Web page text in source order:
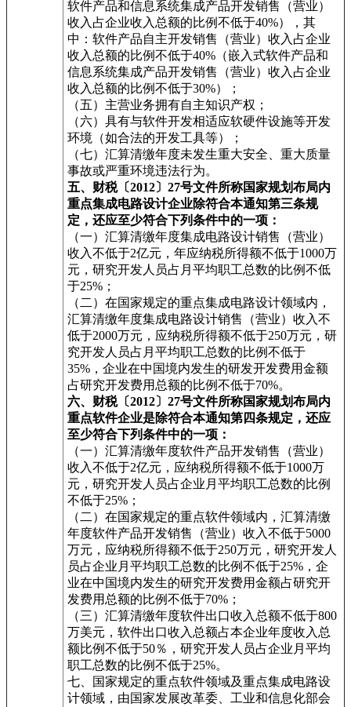
软件产品和信息系统集成产品开发销售（营业）
收入占企业收入总额的比例不低于40%），其
中：软件产品自主开发销售（营业）收入占企业
收入总额的比例不低于40%（嵌入式软件产品和
信息系统集成产品开发销售（营业）收入占企业
收入总额的比例不低于30%）；
（五）主营业务拥有自主知识产权；
（六）具有与软件开发相适应软硬件设施等开发
环境（如合法的开发工具等）；
（七）汇算清缴年度未发生重大安全、重大质量
事故或严重环境违法行为。
五、财税〔2012〕27号文件所称国家规划布局内
重点集成电路设计企业除符合本通知第三条规
定，还应至少符合下列条件中的一项：
（一）汇算清缴年度集成电路设计销售（营业）
收入不低于2亿元，年应纳税所得额不低于1000万
元，研究开发人员占月平均职工总数的比例不低
于25%；
（二）在国家规定的重点集成电路设计领域内，
汇算清缴年度集成电路设计销售（营业）收入不
低于2000万元，应纳税所得额不低于250万元，研
究开发人员占月平均职工总数的比例不低于
35%，企业在中国境内发生的研发开发费用金额
占研究开发费用总额的比例不低于70%。
六、财税〔2012〕27号文件所称国家规划布局内
重点软件企业是除符合本通知第四条规定，还应
至少符合下列条件中的一项：
（一）汇算清缴年度软件产品开发销售（营业）
收入不低于2亿元，应纳税所得额不低于1000万
元，研究开发人员占企业月平均职工总数的比例
不低于25%；
（二）在国家规定的重点软件领域内，汇算清缴
年度软件产品开发销售（营业）收入不低于5000
万元，应纳税所得额不低于250万元，研究开发人
员占企业月平均职工总数的比例不低于25%，企
业在中国境内发生的研究开发费用金额占研究开
发费用总额的比例不低于70%；
（三）汇算清缴年度软件出口收入总额不低于800
万美元，软件出口收入总额占本企业年度收入总
额比例不低于50％，研究开发人员占企业月平均
职工总数的比例不低于25%。
七、国家规定的重点软件领域及重点集成电路设
计领域，由国家发展改革委、工业和信息化部会